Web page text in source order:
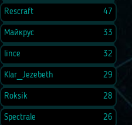
Rescraft 47
Майкрус 33
lince 32
Klar_Jezebeth 29
Roksik 28
Spectrale 26